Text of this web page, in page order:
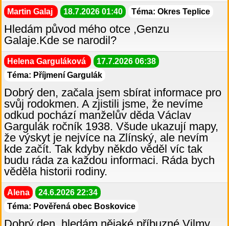
Martin Galaj 18.7.2026 01:40 Téma: Okres Teplice
Hledám původ mého otce ,Genzu
Galaje.Kde se narodil?
Helena Garguláková
17.7.2026 06:38
Téma: Příjmení Gargulák
Dobrý den, začala jsem sbírat informace pro
svůj rodokmen. A zjistili jsme, že nevíme
odkud pochází manželův děda Václav
Gargulák ročník 1938. Všude ukazují mapy,
že výskyt je nejvíce na Zlínský, ale nevím
kde začít. Tak kdyby někdo věděl víc tak
budu ráda za každou informaci. Ráda bych
věděla historii rodiny.
Alena
24.6.2026 22:34
Téma: Pověřená obec Boskovice